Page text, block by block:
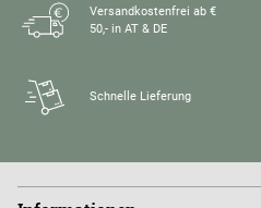
Versandkostenfrei ab €
50,- in AT & DE
Schnelle Lieferung